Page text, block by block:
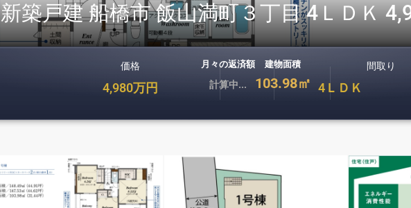
新築戸建 船橋市 飯山満町３丁目 4ＬＤＫ
価格
4,980万円
月々の返済額
計算中...
建物面積
103.98㎡
間取り
4ＬＤＫ